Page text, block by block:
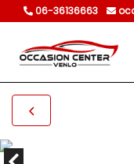
06-36136663